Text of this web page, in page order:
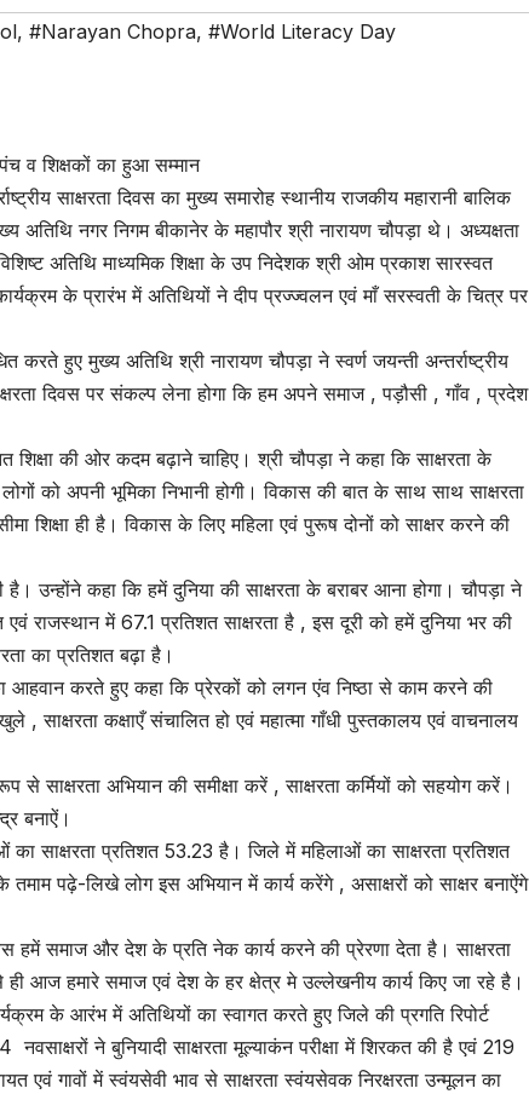
, #Narayan Chopra, #World Literacy Day
साक्षरता दिवस का मुख्य समारोह स्थानीय राजकीय महारानी बालिक
नगर निगम बीकानेर के महापौर श्री नारायण चौपड़ा थे। अध्यक्षता
अतिथि माध्यमिक शिक्षा के उप निदेशक श्री ओम प्रकाश सारस्वत
के प्रारंभ में अतिथियों ने दीप प्रज्ज्वलन एवं माँ सरस्वती के चित्र पर
हुए मुख्य अतिथि श्री नारायण चौपड़ा ने स्वर्ण जयन्ती अन्तर्राष्ट्रीय
दिवस पर संकल्प लेना होगा कि हम अपने समाज , पड़ौसी , गाँव , प्रदेश
की ओर कदम बढ़ाने चाहिए। श्री चौपड़ा ने कहा कि साक्षरता के
को अपनी भूमिका निभानी होगी। विकास की बात के साथ साथ साक्षरता
शिक्षा ही है। विकास के लिए महिला एवं पुरूष दोनों को साक्षर करने की
उन्होंने कहा कि हमें दुनिया की साक्षरता के बराबर आना होगा। चौपड़ा ने
राजस्थान में 67.1 प्रतिशत साक्षरता है , इस दूरी को हमें दुनिया भर की
का प्रतिशत बढ़ा है।
आहवान करते हुए कहा कि प्रेरकों को लगन एंव निष्ठा से काम करने की
कक्षाएँ संचालित हो एवं महात्मा गाँधी पुस्तकालय एवं वाचनालय
साक्षरता अभियान की समीक्षा करें , साक्षरता कर्मियों को सहयोग करें।
बनाऐं।
साक्षरता प्रतिशत 53.23 है। जिले में महिलाओं का साक्षरता प्रतिशत
पढ़े-लिखे लोग इस अभियान में कार्य करेंगे , असाक्षरों को साक्षर बनाऐंगे
हमें समाज और देश के प्रति नेक कार्य करने की प्रेरणा देता है। साक्षरता
ही आज हमारे समाज एवं देश के हर क्षेत्र मे उल्लेखनीय कार्य किए जा रहे है।
के आरंभ में अतिथियों का स्वागत करते हुए जिले की प्रगति रिपोर्ट
ने बुनियादी साक्षरता मूल्याकंन परीक्षा में शिरकत की है एवं 219
एवं गावों में स्वंयसेवी भाव से साक्षरता स्वंयसेवक निरक्षरता उन्मूलन का